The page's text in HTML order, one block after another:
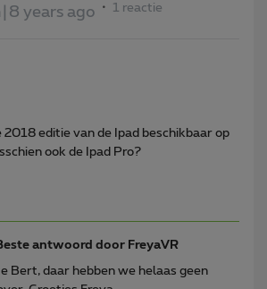
years ago 1 reactie
editie van de Ipad beschikbaar op
ook de Ipad Pro?
antwoord door FreyaVR
Bert, daar hebben we helaas geen